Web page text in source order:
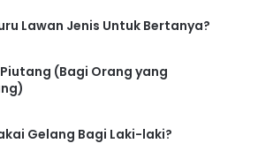
Lawan Jenis Untuk Bertanya?
(Bagi Orang yang
Gelang Bagi Laki-laki?